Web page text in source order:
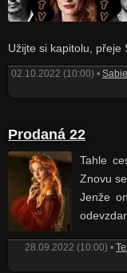
Užijte si kapitolu, přeje
02.10.2022 (10:00) •
Prodaná 22
Tahle
Znovu
Jenže
28.09.2022 (10:00) •